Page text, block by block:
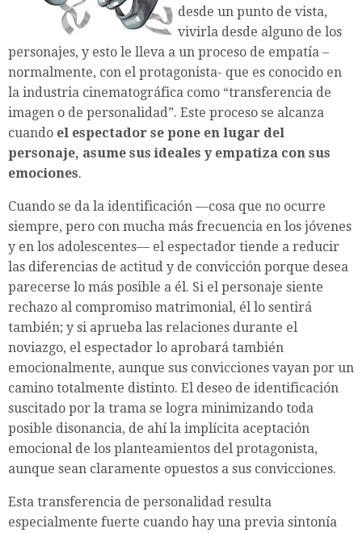
desde un punto de vista,
vivirla desde alguno de los
personajes, y esto le lleva a un proceso de empatía –
normalmente, con el protagonista- que es conocido en
la industria cinematográfica como “transferencia de
imagen o de personalidad”. Este proceso se alcanza
cuando el espectador se pone en lugar del
personaje, asume sus ideales y empatiza con sus
emociones.
Cuando se da la identificación —cosa que no ocurre
siempre, pero con mucha más frecuencia en los jóvenes
y en los adolescentes— el espectador tiende a reducir
las diferencias de actitud y de convicción porque desea
parecerse lo más posible a él. Si el personaje siente
rechazo al compromiso matrimonial, él lo sentirá
también; y si aprueba las relaciones durante el
noviazgo, el espectador lo aprobará también
emocionalmente, aunque sus convicciones vayan por un
camino totalmente distinto. El deseo de identificación
suscitado por la trama se logra minimizando toda
posible disonancia, de ahí la implícita aceptación
emocional de los planteamientos del protagonista,
aunque sean claramente opuestos a sus convicciones.
Esta transferencia de personalidad resulta
especialmente fuerte cuando hay una previa sintonía